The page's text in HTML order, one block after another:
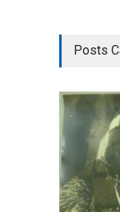
Posts